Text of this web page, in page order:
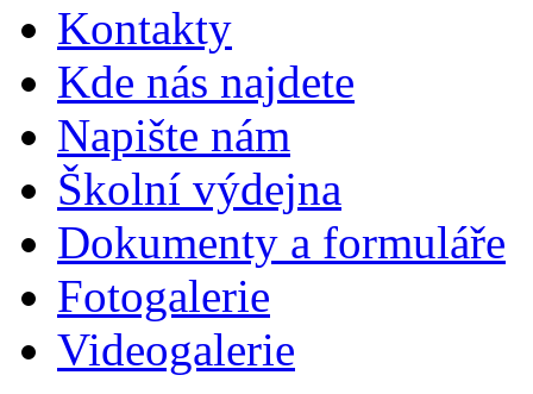
Kontakty
Kde nás najdete
Napište nám
Školní výdejna
Dokumenty a formuláře
Fotogalerie
Videogalerie